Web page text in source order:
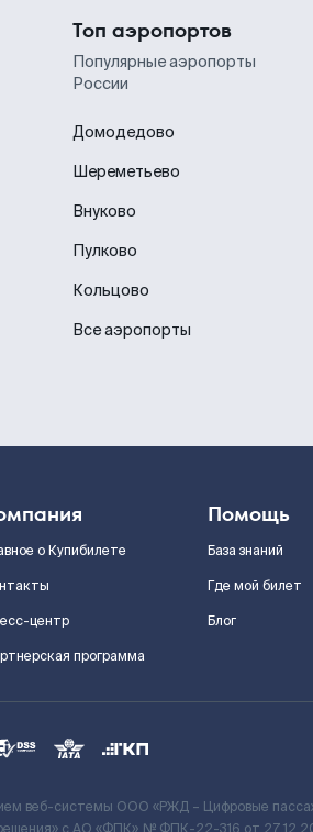
Топ аэропортов
Популярные аэропорты
России
Домодедово
Шереметьево
Внуково
Пулково
Кольцово
Все аэропорты
о Купибилете
центр
программа
Помощь
База знаний
Где мой билет
Блог
веб-системы ООО «РЖД – Цифровые